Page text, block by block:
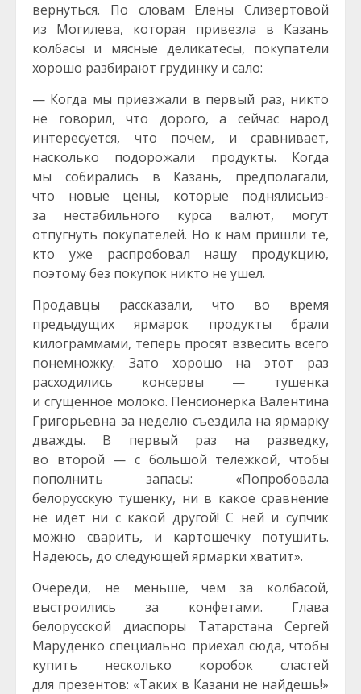
вернуться. По словам Елены Слизертовой
из Могилева, которая привезла в Казань
колбасы и мясные деликатесы, покупатели
хорошо разбирают грудинку и сало:
— Когда мы приезжали в первый раз, никто
не говорил, что дорого, а сейчас народ
интересуется, что почем, и сравнивает,
насколько подорожали продукты. Когда
мы собирались в Казань, предполагали,
что новые цены, которые поднялисьиз-
за нестабильного курса валют, могут
отпугнуть покупателей. Но к нам пришли те,
кто уже распробовал нашу продукцию,
поэтому без покупок никто не ушел.
Продавцы рассказали, что во время
предыдущих ярмарок продукты брали
килограммами, теперь просят взвесить всего
понемножку. Зато хорошо на этот раз
расходились консервы — тушенка
и сгущенное молоко. Пенсионерка Валентина
Григорьевна за неделю съездила на ярмарку
дважды. В первый раз на разведку,
во второй — с большой тележкой, чтобы
пополнить запасы: «Попробовала
белорусскую тушенку, ни в какое сравнение
не идет ни с какой другой! С ней и супчик
можно сварить, и картошечку потушить.
Надеюсь, до следующей ярмарки хватит».
Очереди, не меньше, чем за колбасой,
выстроились за конфетами. Глава
белорусской диаспоры Татарстана Сергей
Маруденко специально приехал сюда, чтобы
купить несколько коробок сластей
для презентов: «Таких в Казани не найдешь!»